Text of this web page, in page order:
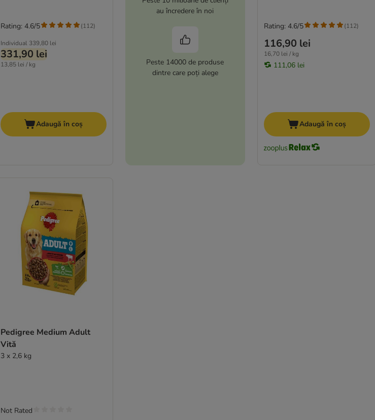
Individual 339,80 lei
331,90 lei
13,85 lei / kg
Rating: 4.6/5 (112)
Adaugă în coș
au încredere în noi
Peste 14000 de produse
dintre care poți alege
116,90 lei
16,70 lei / kg
111,06 lei
Rating: 4.6/5 (112)
Adaugă în coș
Pedigree Medium Adult
Vită
3 x 2,6 kg
Not Rated